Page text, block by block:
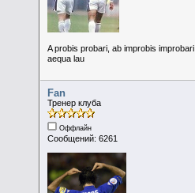
A probis probari, ab improbis improbari
aequa lau
Fan
Тренер клуба
Оффлайн
Сообщений: 6261